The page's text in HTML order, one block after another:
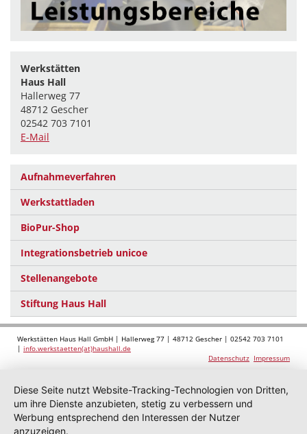
Werkstätten
Haus Hall
Hallerweg 77
48712 Gescher
02542 703 7101
E-Mail
Aufnahmeverfahren
Werkstattladen
BioPur-Shop
Integrationsbetrieb unicoe
Stellenangebote
Stiftung Haus Hall
Werkstätten Haus Hall GmbH | Hallerweg 77 | 48712 Gescher | 02542 703 7101
| info.werkstaetten(at)haushall.de
Datenschutz Impressum
Diese Seite nutzt Website-Tracking-Technologien von Dritten,
um ihre Dienste anzubieten, stetig zu verbessern und
Werbung entsprechend den Interessen der Nutzer
anzuzeigen.